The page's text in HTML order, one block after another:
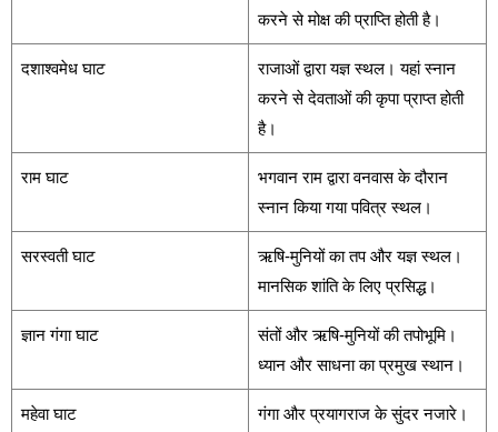
करने से मोक्ष की प्राप्ति होती है।
दशाश्वमेध घाट
राजाओं द्वारा यज्ञ स्थल। यहां स्नान
करने से देवताओं की कृपा प्राप्त होती
है।
राम घाट
भगवान राम द्वारा वनवास के दौरान
स्नान किया गया पवित्र स्थल।
सरस्वती घाट
ऋषि-मुनियों का तप और यज्ञ स्थल।
मानसिक शांति के लिए प्रसिद्ध।
ज्ञान गंगा घाट
संतों और ऋषि-मुनियों की तपोभूमि।
ध्यान और साधना का प्रमुख स्थान।
महेवा घाट
गंगा और प्रयागराज के सुंदर नजारे।